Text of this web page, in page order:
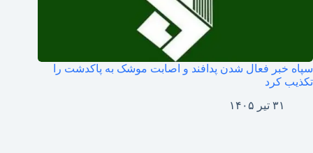
سپاه خبر فعال شدن پدافند و اصابت موشک به پاکدشت را
تکذیب کرد
۳۱ تیر ۱۴۰۵